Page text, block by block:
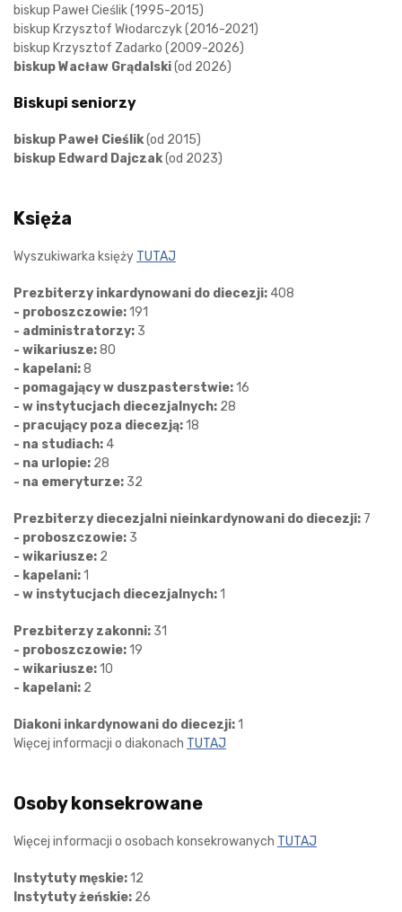
biskup Paweł Cieślik (1995-2015)
biskup Krzysztof Włodarczyk (2016-2021)
biskup Krzysztof Zadarko (2009-2026)
biskup Wacław Grądalski(od 2026)
Biskupi seniorzy
biskup Paweł Cieślik(od 2015)
biskup Edward Dajczak(od 2023)
Księża
Wyszukiwarka księży TUTAJ
Prezbiterzy inkardynowani do diecezji: 408
- proboszczowie:191
- administratorzy: 3
- wikariusze:80
- kapelani:8
- pomagający w duszpasterstwie:16
- w instytucjach diecezjalnych: 28
- pracujący poza diecezją:18
- na studiach: 4
- na urlopie: 28
- na emeryturze: 32
Prezbiterzy diecezjalni nieinkardynowani do diecezji: 7
- proboszczowie: 3
- wikariusze: 2
- kapelani:1
- w instytucjach diecezjalnych:1
Prezbiterzy zakonni: 31
- proboszczowie:19
- wikariusze:10
- kapelani: 2
Diakoni inkardynowani do diecezji:1
Więcej informacji o diakonach TUTAJ
Osoby konsekrowane
Więcej informacji o osobach konsekrowanych TUTAJ
Instytuty męskie:12
Instytuty żeńskie: 26